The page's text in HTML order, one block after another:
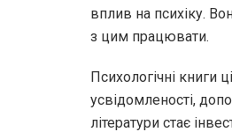
вплив на психіку.
з цим працювати.
Психологічні книги
усвідомленості,
літератури стає